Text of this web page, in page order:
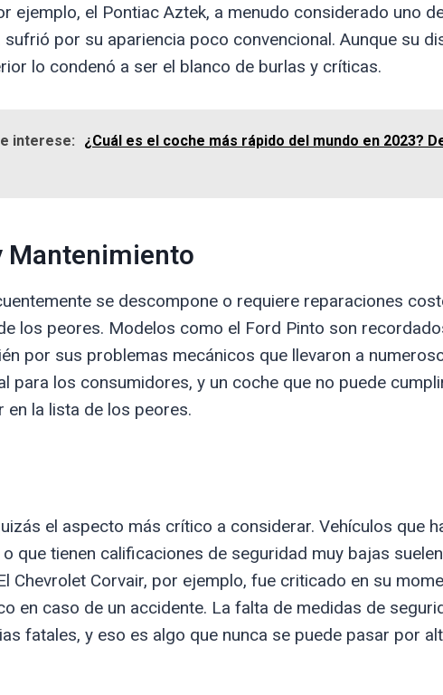
ejemplo, el Pontiac Aztek, a menudo considerado uno
por su apariencia poco convencional. Aunque su
lo condenó a ser el blanco de burlas y críticas.
interese:
¿Cuál es el coche más rápido del mundo en 2023?
Mantenimiento
se descompone o requiere reparaciones
los peores. Modelos como el Ford Pinto son
por sus problemas mecánicos que llevaron a
para los consumidores, y un coche que no puede
en la lista de los peores.
el aspecto más crítico a considerar. Vehículos que
que tienen calificaciones de seguridad muy bajas
Chevrolet Corvair, por ejemplo, fue criticado en su
en caso de un accidente. La falta de medidas de
fatales, y eso es algo que nunca se puede pasar por